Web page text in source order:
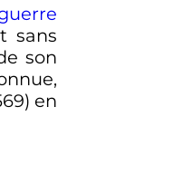
sans
son
) en